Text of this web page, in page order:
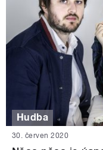
Hudba
30. červen 2020